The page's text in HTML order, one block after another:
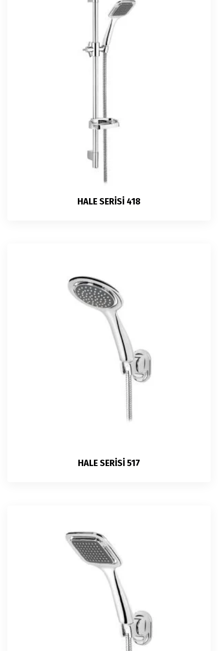
HALE SERİSİ 418
HALE SERİSİ 517